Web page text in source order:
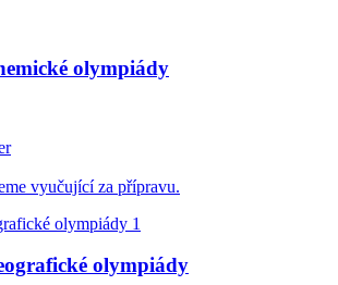
olympiády
vyučující za přípravu.
olympiády